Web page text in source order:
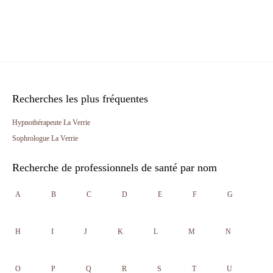
Recherches les plus fréquentes
Hypnothérapeute La Verrie
Sophrologue La Verrie
Recherche de professionnels de santé par nom
A B C D E F G
H I J K L M N
O P Q R S T U